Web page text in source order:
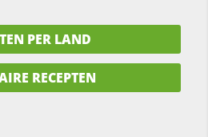
PER LAND
RECEPTEN